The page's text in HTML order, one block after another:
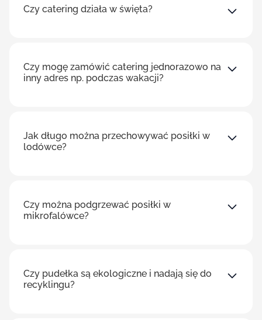
Czy catering działa w święta?
Czy mogę zamówić catering jednorazowo na
inny adres np. podczas wakacji?
Jak długo można przechowywać posiłki w
lodówce?
Czy można podgrzewać posiłki w
mikrofalówce?
Czy pudełka są ekologiczne i nadają się do
recyklingu?